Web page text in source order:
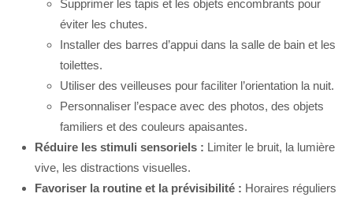
Supprimer les tapis et les objets encombrants pour
éviter les chutes.
Installer des barres d’appui dans la salle de bain et les
toilettes.
Utiliser des veilleuses pour faciliter l’orientation la nuit.
Personnaliser l’espace avec des photos, des objets
familiers et des couleurs apaisantes.
Réduire les stimuli sensoriels : Limiter le bruit, la lumière
vive, les distractions visuelles.
Favoriser la routine et la prévisibilité : Horaires réguliers